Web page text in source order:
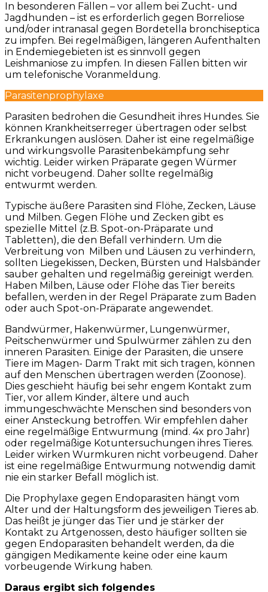
In besonderen Fällen – vor allem bei Zucht- und
Jagdhunden – ist es erforderlich gegen Borreliose
und/oder intranasal gegen Bordetella bronchiseptica
zu impfen. Bei regelmäßigen, längeren Aufenthalten
in Endemiegebieten ist es sinnvoll gegen
Leishmaniose zu impfen. In diesen Fällen bitten wir
um telefonische Voranmeldung.
Parasitenprophylaxe
Parasiten bedrohen die Gesundheit ihres Hundes. Sie
können Krankheitserreger übertragen oder selbst
Erkrankungen auslösen. Daher ist eine regelmäßige
und wirkungsvolle Parasitenbekämpfung sehr
wichtig. Leider wirken Präparate gegen Würmer
nicht vorbeugend. Daher sollte regelmäßig
entwurmt werden.
Typische äußere Parasiten sind Flöhe, Zecken, Läuse
und Milben. Gegen Flöhe und Zecken gibt es
spezielle Mittel (z.B. Spot-on-Präparate und
Tabletten), die den Befall verhindern. Um die
Verbreitung von Milben und Läusen zu verhindern,
sollten Liegekissen, Decken, Bürsten und Halsbänder
sauber gehalten und regelmäßig gereinigt werden.
Haben Milben, Läuse oder Flöhe das Tier bereits
befallen, werden in der Regel Präparate zum Baden
oder auch Spot-on-Präparate angewendet.
Bandwürmer, Hakenwürmer, Lungenwürmer,
Peitschenwürmer und Spulwürmer zählen zu den
inneren Parasiten. Einige der Parasiten, die unsere
Tiere im Magen- Darm Trakt mit sich tragen, können
auf den Menschen übertragen werden (Zoonose).
Dies geschieht häufig bei sehr engem Kontakt zum
Tier, vor allem Kinder, ältere und auch
immungeschwächte Menschen sind besonders von
einer Ansteckung betroffen. Wir empfehlen daher
eine regelmäßige Entwurmung (mind. 4x pro Jahr)
oder regelmäßige Kotuntersuchungen ihres Tieres.
Leider wirken Wurmkuren nicht vorbeugend. Daher
ist eine regelmäßige Entwurmung notwendig damit
nie ein starker Befall möglich ist.
Die Prophylaxe gegen Endoparasiten hängt vom
Alter und der Haltungsform des jeweiligen Tieres ab.
Das heißt je jünger das Tier und je stärker der
Kontakt zu Artgenossen, desto häufiger sollten sie
gegen Endoparasiten behandelt werden, da die
gängigen Medikamente keine oder eine kaum
vorbeugende Wirkung haben.
Daraus ergibt sich folgendes